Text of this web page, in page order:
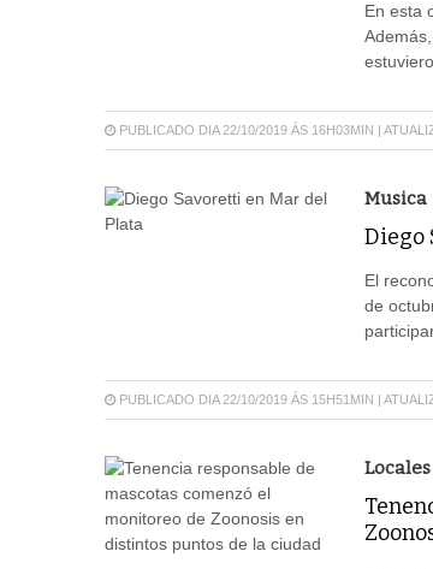
En esta
PUBLICADO DIA 22/10/2019 ÀS 16H03MIN |
Musica
Diego
El
de
PUBLICADO DIA 22/10/2019 ÀS 15H51MIN |
Locales